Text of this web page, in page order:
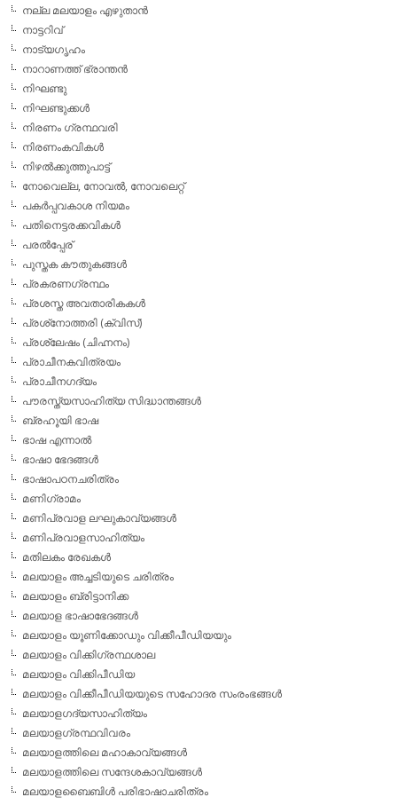
നല്ല മലയാളം എഴുതാന്‍
നാട്ടറിവ്
നാട്യഗൃഹം
നാറാണത്ത് ഭ്രാന്തന്‍
നിഘണ്ടു
നിഘണ്ടുക്കള്‍
നിരണം ഗ്രന്ഥവരി
നിരണംകവികള്‍
നിഴല്‍ക്കുത്തുപാട്ട്
നോവെല്ല, നോവല്‍, നോവലെറ്റ്
പകര്‍പ്പവകാശ നിയമം
പതിനെട്ടരക്കവികള്‍
പരല്‍പ്പേര്
പുസ്തക കൗതുകങ്ങള്‍
പ്രകരണഗ്രന്ഥം
പ്രശസ്ത അവതാരികകള്‍
പ്രശ്‌നോത്തരി (ക്വിസ്)
പ്രശ്ലേഷം (ചിഹ്നനം)
പ്രാചീനകവിത്രയം
പ്രാചീനഗദ്യം
പൗരസ്ത്യസാഹിത്യ സിദ്ധാന്തങ്ങള്‍
ബ്രഹൂയി ഭാഷ
ഭാഷ എന്നാല്‍
ഭാഷാ ഭേദങ്ങള്‍
ഭാഷാപഠനചരിത്രം
മണിഗ്രാമം
മണിപ്രവാള ലഘുകാവ്യങ്ങള്‍
മണിപ്രവാളസാഹിത്യം
മതിലകം രേഖകള്‍
മലയാളം അച്ചടിയുടെ ചരിത്രം
മലയാളം ബ്രിട്ടാനിക്ക
മലയാള ഭാഷാഭേദങ്ങള്‍
മലയാളം യൂണിക്കോഡും വിക്കീപീഡിയയും
മലയാളം വിക്കിഗ്രന്ഥശാല
മലയാളം വിക്കിപീഡിയ
മലയാളം വിക്കീപീഡിയയുടെ സഹോദര സംരംഭങ്ങള്‍
മലയാളഗദ്യസാഹിത്യം
മലയാളഗ്രന്ഥവിവരം
മലയാളത്തിലെ മഹാകാവ്യങ്ങള്‍
മലയാളത്തിലെ സന്ദേശകാവ്യങ്ങള്‍
മലയാളബൈബിള്‍ പരിഭാഷാചരിത്രം